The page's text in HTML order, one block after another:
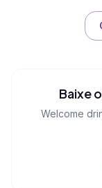
Baixe
Welcome